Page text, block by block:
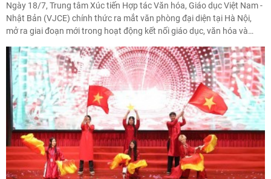
Ngày 18/7, Trung tâm Xúc tiến Hợp tác Văn hóa, Giáo dục Việt Nam -
Nhật Bản (VJCE) chính thức ra mắt văn phòng đại diện tại Hà Nội,
mở ra giai đoạn mới trong hoạt động kết nối giáo dục, văn hóa và